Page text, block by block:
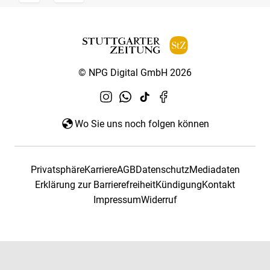
© NPG Digital GmbH 2026
Wo Sie uns noch folgen können
PrivatsphäreKarriereAGBDatenschutzMediadaten
Erklärung zur BarrierefreiheitKündigungKontakt
ImpressumWiderruf